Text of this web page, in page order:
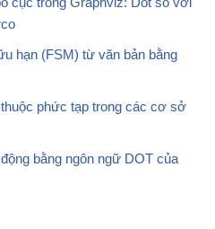
hạn (FSM) từ văn bản bằng
phức tạp trong các cơ sở
bằng ngôn ngữ DOT của